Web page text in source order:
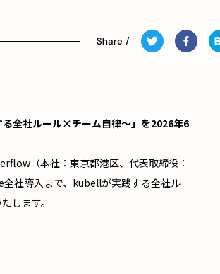
全社ルール×チーム自律〜」を2026年6
（本社：東京都港区、代表取締役：
社導入まで、kubellが実践する全社ル
します。